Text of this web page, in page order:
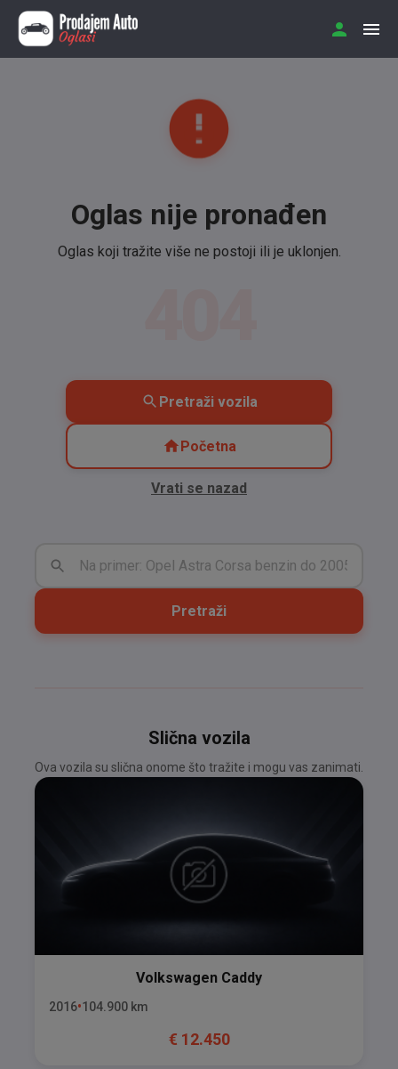
Oglas nije pronađen
Oglas koji tražite više ne postoji ili je uklonjen.
Pretraži vozila
Početna
Vrati se nazad
Pretraži
Slična vozila
Ova vozila su slična onome što tražite i mogu vas zanimati.
Volkswagen Caddy
2016 104.900 km
€ 12.450